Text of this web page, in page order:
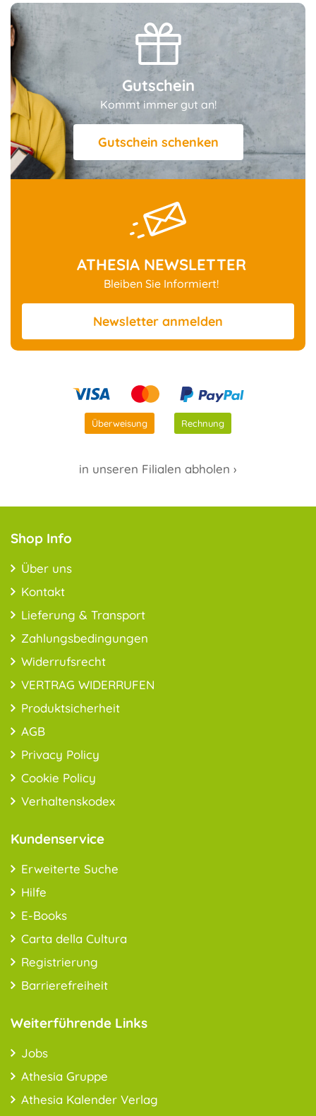
Gutschein
Kommt immer gut an!
Gutschein schenken
ATHESIA NEWSLETTER
Bleiben Sie Informiert!
Newsletter anmelden
Überweisung Rechnung
in unseren Filialen abholen ›
Shop Info
Über uns
Kontakt
Lieferung & Transport
Zahlungsbedingungen
Widerrufsrecht
VERTRAG WIDERRUFEN
Produktsicherheit
AGB
Privacy Policy
Cookie Policy
Verhaltenskodex
Kundenservice
Erweiterte Suche
Hilfe
E-Books
Carta della Cultura
Registrierung
Barrierefreiheit
Weiterführende Links
Jobs
Athesia Gruppe
Athesia Kalender Verlag